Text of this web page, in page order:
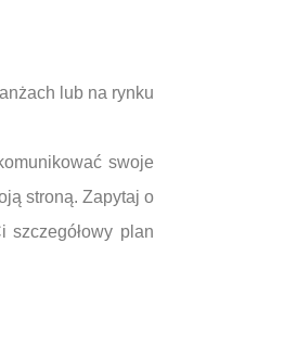
lub na rynku
swoje
stroną. Zapytaj o
plan